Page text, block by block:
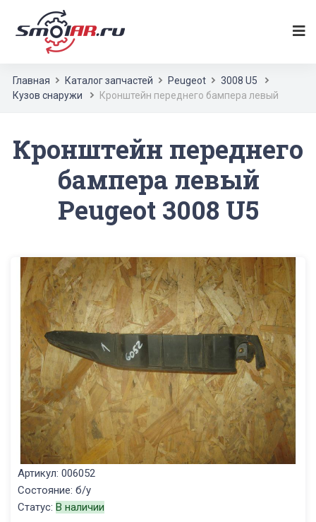
Главная Каталог запчастей Peugeot
3008 U5
Кузов снаружи
Кронштейн переднего бампера левый
Кронштейн переднего
бампера левый
Peugeot 3008 U5
Артикул: 006052
Состояние: б/у
Статус: В наличии